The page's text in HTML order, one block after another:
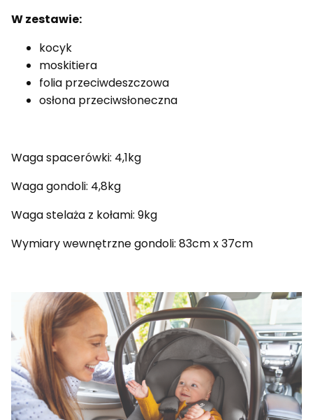
W zestawie:
kocyk
moskitiera
folia przeciwdeszczowa
osłona przeciwsłoneczna
Waga spacerówki: 4,1kg
Waga gondoli: 4,8kg
Waga stelaża z kołami: 9kg
Wymiary wewnętrzne gondoli: 83cm x 37cm